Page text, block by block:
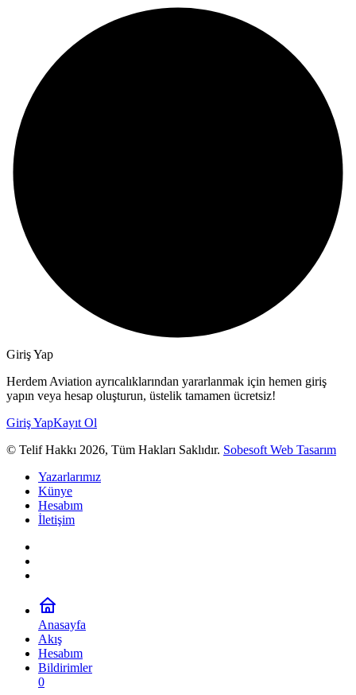
Giriş Yap
Herdem Aviation ayrıcalıklarından yararlanmak için hemen giriş
yapın veya hesap oluşturun, üstelik tamamen ücretsiz!
Giriş YapKayıt Ol
© Telif Hakkı 2026, Tüm Hakları Saklıdır. Sobesoft Web Tasarım
Yazarlarımız
Künye
Hesabım
İletişim
Anasayfa
Akış
Hesabım
Bildirimler
0